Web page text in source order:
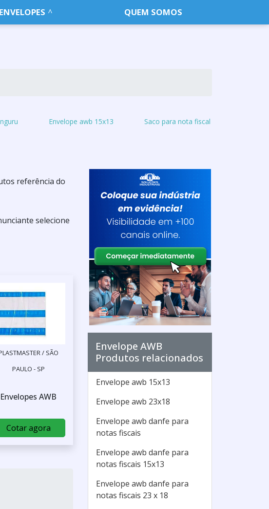
ENVELOPES QUEM SOMOS
Envelope awb 15x13 Saco para nota fiscal
referência do
selecione
/ SÃO
PAULO - SP
Envelopes AWB
Cotar agora
Envelope AWB
Produtos relacionados
Envelope awb 15x13
Envelope awb 23x18
Envelope awb danfe para
notas fiscais
Envelope awb danfe para
notas fiscais 15x13
Envelope awb danfe para
notas fiscais 23 x 18